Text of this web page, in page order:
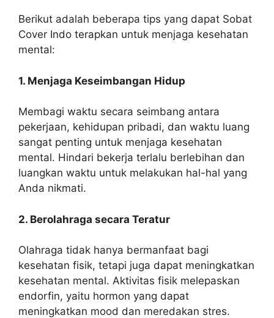
Berikut adalah beberapa tips yang dapat Sobat
Cover Indo terapkan untuk menjaga kesehatan
mental:
1. Menjaga Keseimbangan Hidup
Membagi waktu secara seimbang antara
pekerjaan, kehidupan pribadi, dan waktu luang
sangat penting untuk menjaga kesehatan
mental. Hindari bekerja terlalu berlebihan dan
luangkan waktu untuk melakukan hal-hal yang
Anda nikmati.
2. Berolahraga secara Teratur
Olahraga tidak hanya bermanfaat bagi
kesehatan fisik, tetapi juga dapat meningkatkan
kesehatan mental. Aktivitas fisik melepaskan
endorfin, yaitu hormon yang dapat
meningkatkan mood dan meredakan stres.